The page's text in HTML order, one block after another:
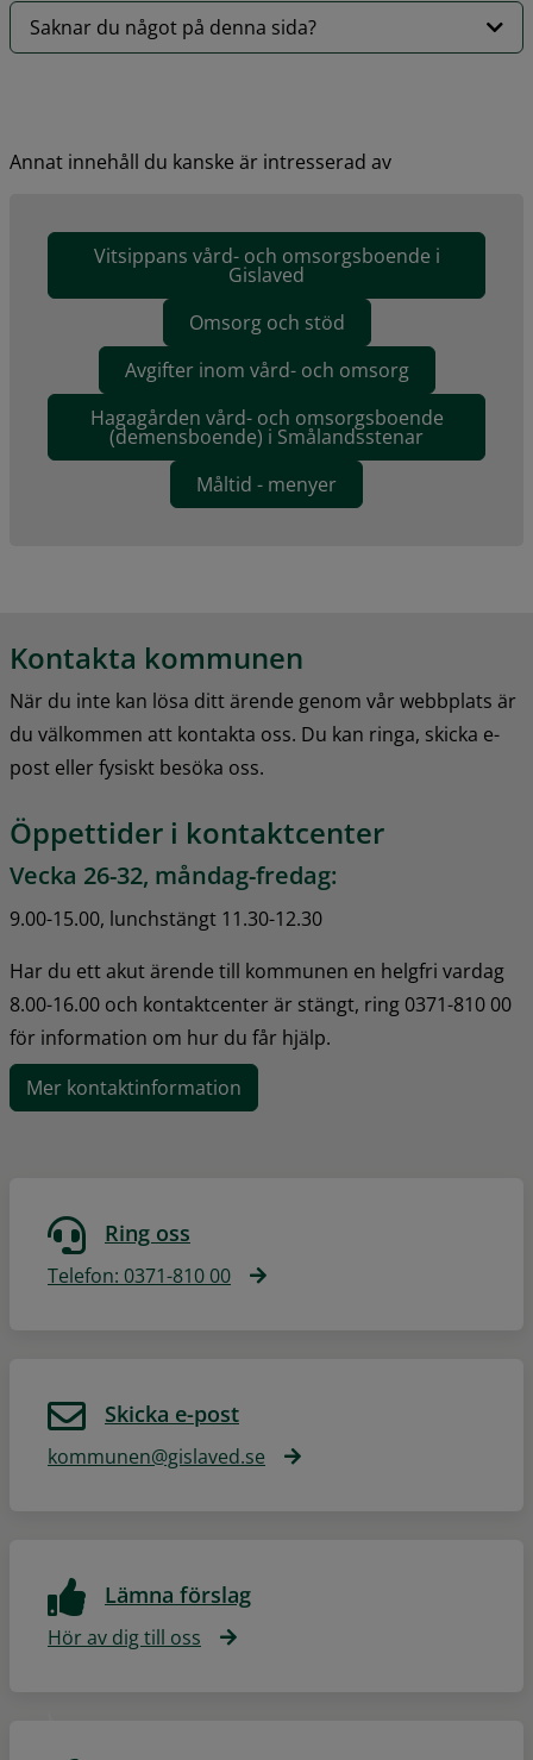
Saknar du något på denna sida?
Annat innehåll du kanske är intresserad av
Vitsippans vård- och omsorgsboende i
Gislaved
Omsorg och stöd
Avgifter inom vård- och omsorg
Hagagården vård- och omsorgsboende
(demensboende) i Smålandsstenar
Måltid - menyer
Kontakta kommunen
När du inte kan lösa ditt ärende genom vår webbplats är
du välkommen att kontakta oss. Du kan ringa, skicka e-
post eller fysiskt besöka oss.
Öppettider i kontaktcenter
Vecka 26-32, måndag-fredag:
9.00-15.00, lunchstängt 11.30-12.30
Har du ett akut ärende till kommunen en helgfri vardag
8.00-16.00 och kontaktcenter är stängt, ring 0371-810 00
för information om hur du får hjälp.
Mer kontaktinformation
Ring oss
Telefon: 0371-810 00
Skicka e-post
kommunen@gislaved.se
Lämna förslag
Hör av dig till oss